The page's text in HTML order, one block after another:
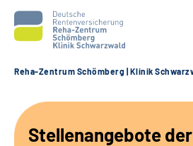
Unsere Angebote
Reha-Zentrum Schömberg | Klinik
Stellenangebote